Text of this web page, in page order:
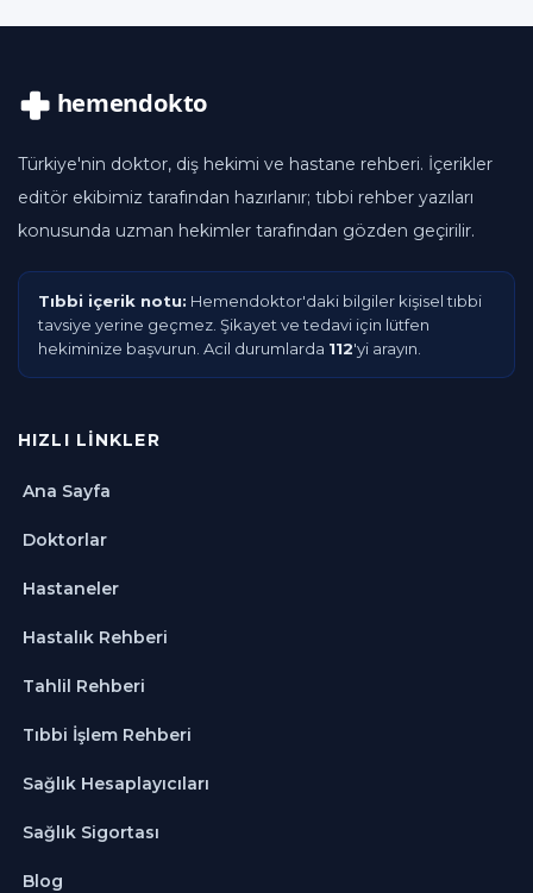
Türkiye'nin doktor, diş hekimi ve hastane rehberi. İçerikler
editör ekibimiz tarafından hazırlanır; tıbbi rehber yazıları
konusunda uzman hekimler tarafından gözden geçirilir.
Tıbbi içerik notu: Hemendoktor'daki bilgiler kişisel tıbbi
tavsiye yerine geçmez. Şikayet ve tedavi için lütfen
hekiminize başvurun. Acil durumlarda 112'yi arayın.
HIZLI LINKLER
Ana Sayfa
Doktorlar
Hastaneler
Hastalık Rehberi
Tahlil Rehberi
Tıbbi İşlem Rehberi
Sağlık Hesaplayıcıları
Sağlık Sigortası
Blog